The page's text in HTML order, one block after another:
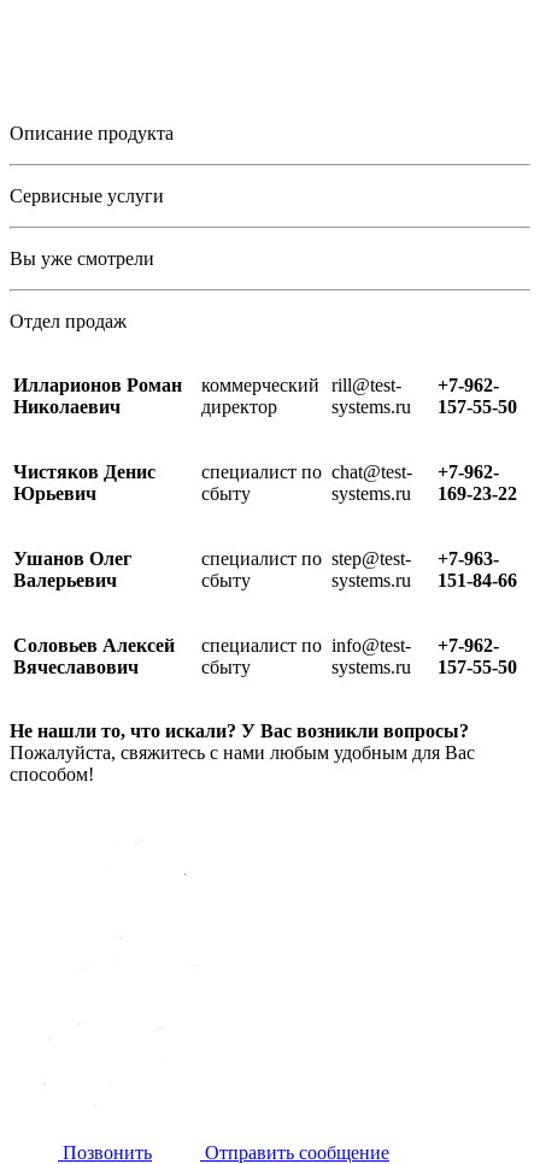
Описание продукта
Сервисные услуги
Вы уже смотрели
Отдел продаж
Илларионов Роман
Николаевич
коммерческий
директор
rill@test-
systems.ru
+7-962-
157-55-50
Чистяков Денис
Юрьевич
специалист по
сбыту
chat@test-
systems.ru
+7-962-
169-23-22
Ушанов Олег
Валерьевич
специалист по
сбыту
step@test-
systems.ru
+7-963-
151-84-66
Соловьев Алексей
Вячеславович
специалист по
сбыту
info@test-
systems.ru
+7-962-
157-55-50
Не нашли то, что искали? У Вас возникли вопросы?
Пожалуйста, свяжитесь с нами любым удобным для Вас
способом!
Позвонить
Отправить сообщение